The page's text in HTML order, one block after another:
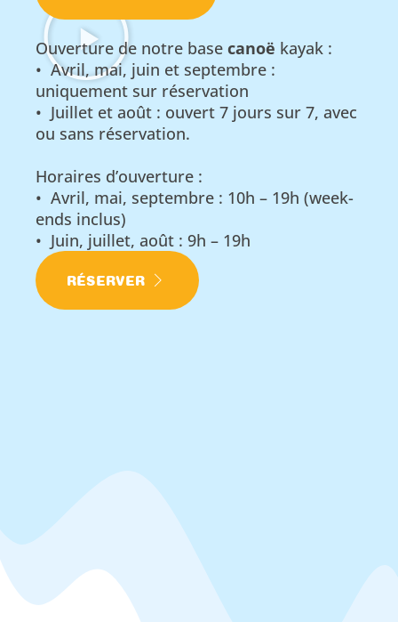
Ouverture de notre base canoë kayak :
• Avril, mai, juin et septembre :
uniquement sur réservation
• Juillet et août : ouvert 7 jours sur 7, avec
ou sans réservation.
Horaires d’ouverture :
• Avril, mai, septembre : 10h – 19h (week-
ends inclus)
• Juin, juillet, août : 9h – 19h
RÉSERVER